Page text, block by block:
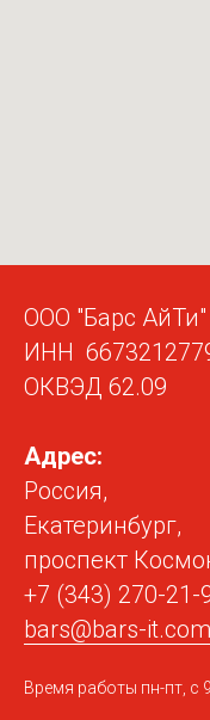
ООО "Барс АйТи"
ИНН
ОКВЭД 62.09
Адрес:
Россия,
Екатеринбург,
проспект
+7 (343) 270-21-
bars@bars-it.com
Время работы пн-пт, с